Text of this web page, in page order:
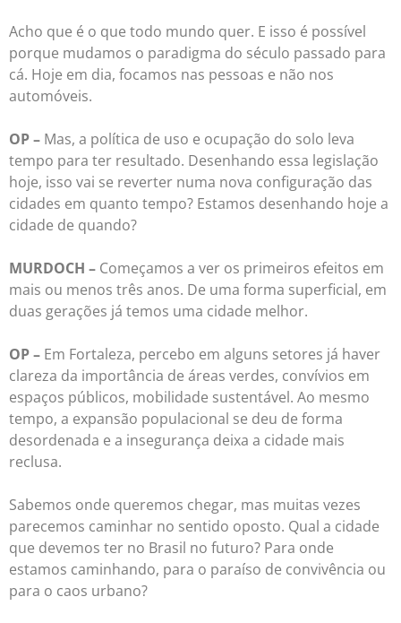
Acho que é o que todo mundo quer. E isso é possível
porque mudamos o paradigma do século passado para
cá. Hoje em dia, focamos nas pessoas e não nos
automóveis.
OP – Mas, a política de uso e ocupação do solo leva
tempo para ter resultado. Desenhando essa legislação
hoje, isso vai se reverter numa nova configuração das
cidades em quanto tempo? Estamos desenhando hoje a
cidade de quando?
MURDOCH – Começamos a ver os primeiros efeitos em
mais ou menos três anos. De uma forma superficial, em
duas gerações já temos uma cidade melhor.
OP – Em Fortaleza, percebo em alguns setores já haver
clareza da importância de áreas verdes, convívios em
espaços públicos, mobilidade sustentável. Ao mesmo
tempo, a expansão populacional se deu de forma
desordenada e a insegurança deixa a cidade mais
reclusa.
Sabemos onde queremos chegar, mas muitas vezes
parecemos caminhar no sentido oposto. Qual a cidade
que devemos ter no Brasil no futuro? Para onde
estamos caminhando, para o paraíso de convivência ou
para o caos urbano?